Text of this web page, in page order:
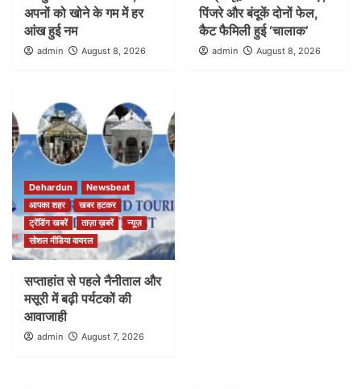
अपनों को खोने के गम में हर
आंख हुई नम
admin August 8, 2026
पिंजरे और बंदूकें दोनों फेल,
कैट फैमिली हुई ‘चालाक’
admin August 8, 2026
Dehardun
Newsbeat
आपका शहर
खबर हटकर
ट्रेंडिंग खबरें
ताज़ा ख़बरें
न्यूज़
सोशल मीडिया वायरल
सप्ताहांत से पहले नैनीताल और
मसूरी में बढ़ी पर्यटकों की
आवाजाही
admin August 7, 2026